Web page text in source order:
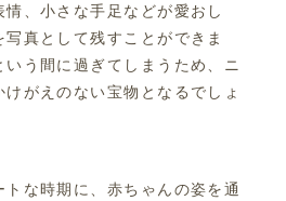
、小さな手足などが愛おし
真として残すことができま
う間に過ぎてしまうため、ニ
けがえのない宝物となるでしょ
トな時期に、赤ちゃんの姿を通